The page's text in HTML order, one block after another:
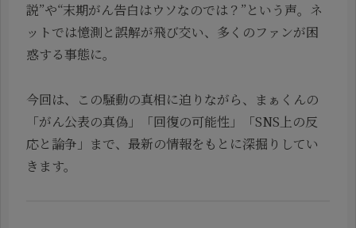
説”や“末期がん告白はウソなのでは？”という声。ネ
ットでは憶測と誤解が飛び交い、多くのファンが困
惑する事態に。
今回は、この騒動の真相に迫りながら、まぁくんの
「がん公表の真偽」「回復の可能性」「SNS上の反
応と論争」まで、最新の情報をもとに深掘りしてい
きます。